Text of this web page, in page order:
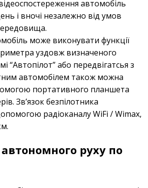
автомобіль
і вночі незалежно від умов
може виконувати функції
уздовж визначеного
“Автопілот” або передвігатсья з
автомобілем також можна
портативного планшета
Зв’язок безпілотника
радіоканалу WiFi / Wimax,
руху по